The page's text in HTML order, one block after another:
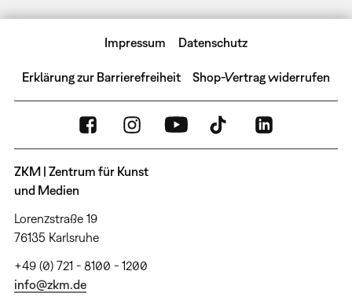
Impressum Datenschutz
Erklärung zur Barrierefreiheit Shop-Vertrag widerrufen
ZKM | Zentrum für Kunst
und Medien
Lorenzstraße 19
76135 Karlsruhe
+49 (0) 721 - 8100 - 1200
info@zkm.de